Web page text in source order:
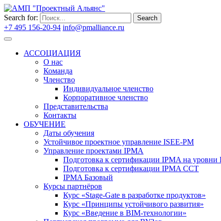
Search for: Search
+7 495 156-20-94 info@pmalliance.ru
АССОЦИАЦИЯ
О нас
Команда
Членство
Индивидуальное членство
Корпоративное членство
Представительства
Контакты
ОБУЧЕНИЕ
Даты обучения
Устойчивое проектное управление ISEE-PM
Управление проектами IPMA
Подготовка к сертификации IPMA на уровни
Подготовка к сертификации IPMA CCT
IPMA Базовый
Курсы партнёров
Курс «Stage-Gate в разработке продуктов»
Курс «Принципы устойчивого развития»
Курс «Введение в BIM-технологии»